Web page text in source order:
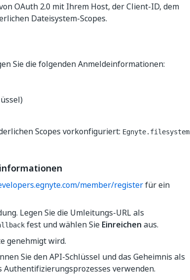
OAuth 2.0 mit Ihrem Host, der Client-ID, dem
Dateisystem-Scopes.
Sie die folgenden Anmeldeinformationen:
Scopes vorkonfiguriert: Egnyte.filesystem
member/registerfür ein
Legen Sie die Umleitungs-URL als
fest und wählen Sie Einreichen aus.
genehmigt wird.
Sie den API-Schlüssel und das Geheimnis als
verwenden.